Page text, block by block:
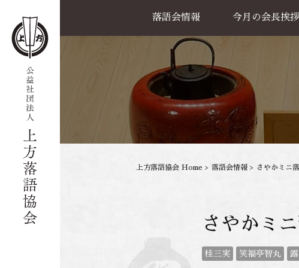
落語会情報
公演一覧
天満天神繁昌亭
喜楽館
島之内寄席
協力事業
今月の会長挨拶
上方落語協会 Home > 落語会情報 > さやかミニ
さやかミ
桂三実 笑福亭智丸